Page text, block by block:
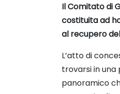
Il Comitato di
costituita ad
al recupero
L’atto di
trovarsi in
panoramico